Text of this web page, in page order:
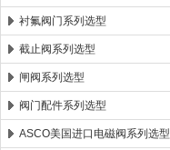
衬氟阀门系列选型
截止阀系列选型
闸阀系列选型
阀门配件系列选型
ASCO美国进口电磁阀系列选型